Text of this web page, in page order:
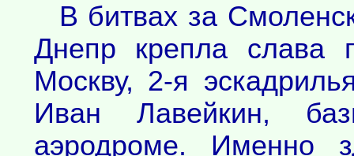
В битвах за
Днепр крепла слава
Москву, 2-я
Иван Лавейкин,
аэродроме. Именно